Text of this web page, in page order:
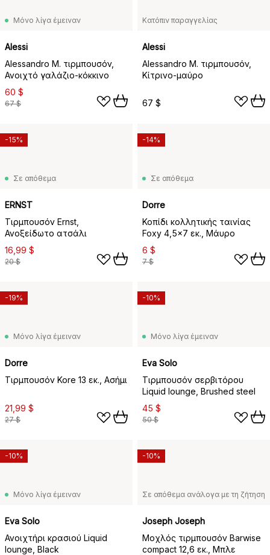
Μόνο λίγα έμειναν
Alessi
Alessandro M. τιρμπουσόν,
Ανοιχτό γαλάζιο-κόκκινο
60 $
67 $
Κατόπιν παραγγελίας
Alessi
Alessandro M. τιρμπουσόν,
Κίτρινο-μαύρο
67 $
Σε απόθεμα
ERNST
Τιρμπουσόν Ernst,
Ανοξείδωτο ατσάλι
16,99 $
20 $
-15%
Σε απόθεμα
Dorre
Κοπίδι κολλητικής ταινίας
Foxy 4,5x7 εκ., Μάυρο
6 $
7 $
-14%
Μόνο λίγα έμειναν
Dorre
Τιρμπουσόν Kore 13 εκ., Ασήμι
21,99 $
27 $
-19%
Μόνο λίγα έμειναν
Eva Solo
Τιρμπουσόν σερβιτόρου
Liquid lounge, Brushed steel
45 $
50 $
-10%
Μόνο λίγα έμειναν
Eva Solo
Ανοιχτήρι κρασιού Liquid
lounge, Black
-10%
Σε απόθεμα ανάλογα με τη ζήτηση
Joseph Joseph
Μοχλός τιρμπουσόν Barwise
compact 12,6 εκ., Μπλε
-10%